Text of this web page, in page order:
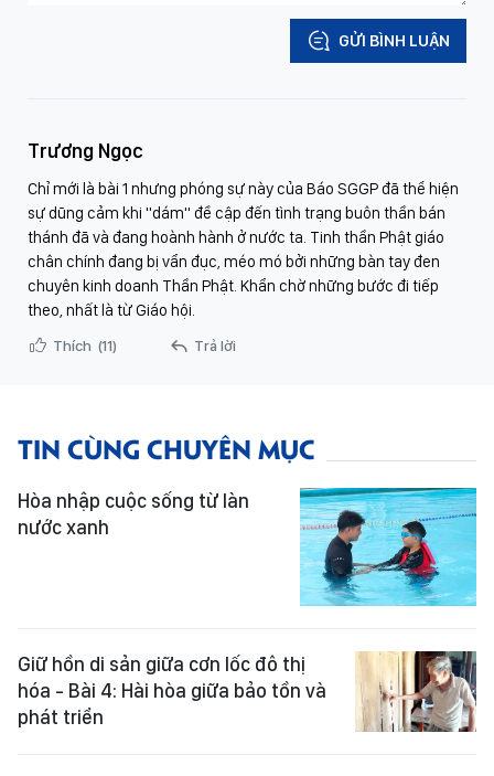
GỬI BÌNH LUẬN
Trương Ngọc
Chỉ mới là bài 1 nhưng phóng sự này của Báo SGGP đã thể hiện
sự dũng cảm khi "dám" đề cập đến tình trạng buôn thần bán
thánh đã và đang hoành hành ở nước ta. Tinh thần Phật giáo
chân chính đang bị vẩn đục, méo mó bởi những bàn tay đen
chuyên kinh doanh Thần Phật. Khẩn chờ những bước đi tiếp
theo, nhất là từ Giáo hội.
Thích (11) Trả lời
TIN CÙNG CHUYÊN MỤC
Hòa nhập cuộc sống từ làn
nước xanh
Giữ hồn di sản giữa cơn lốc đô thị
hóa - Bài 4: Hài hòa giữa bảo tồn và
phát triển